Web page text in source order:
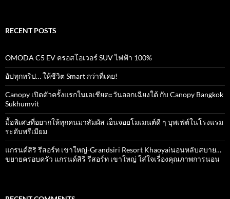
RECENT POSTS
OMODA C5 EV ครอสโอเวอร์ SUV ไฟฟ้า 100%
อัปทุกทริป… ให้ชีวิต Smart กว่าที่เคย!
Canopy เปิดตัวครั้งแรกในเอเชียตะวันออกเฉียงใต้ กับ Canopy Bangkok
Sukhumvit
มื้อพิเศษที่อยากให้ทุกคนมาสัมผัส เอ็นจอยโมเมนต์ดี ๆ บุพเฟ่ต์ในโรงแรม
ระดับพรีเมียม
แกรนด์สิริ​ รีสอร์ท​ เขาใหญ่​-Grandsiri​ Resort​ Khaoyaiนอนหลับสบาย…
ขยายครอบครัว แกรนด์สิริ รีสอร์ท เขาใหญ่ ใส่ใจเรื่องคุณภาพการนอน